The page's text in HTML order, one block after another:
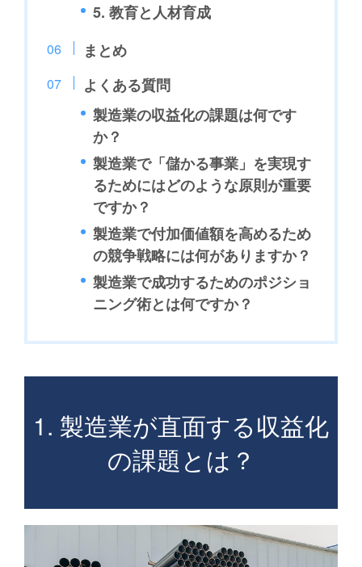
5. 教育と人材育成
まとめ
よくある質問
製造業の収益化の課題は何です
か？
製造業で「儲かる事業」を実現す
るためにはどのような原則が重要
ですか？
製造業で付加価値額を高めるため
の競争戦略には何がありますか？
製造業で成功するためのポジショ
ニング術とは何ですか？
1. 製造業が直面する収益化
の課題とは？